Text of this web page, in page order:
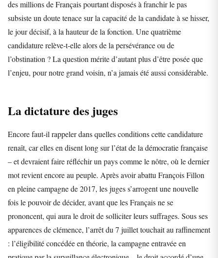
des millions de Français pourtant disposés à franchir le pas
subsiste un doute tenace sur la capacité de la candidate à se hisser,
le jour décisif, à la hauteur de la fonction. Une quatrième
candidature relève-t-elle alors de la persévérance ou de
l’obstination ? La question mérite d’autant plus d’être posée que
l’enjeu, pour notre grand voisin, n’a jamais été aussi considérable.
La dictature des juges
Encore faut-il rappeler dans quelles conditions cette candidature
renaît, car elles en disent long sur l’état de la démocratie française
– et devraient faire réfléchir un pays comme le nôtre, où le dernier
mot revient encore au peuple. Après avoir abattu François Fillon
en pleine campagne de 2017, les juges s’arrogent une nouvelle
fois le pouvoir de décider, avant que les Français ne se
prononcent, qui aura le droit de solliciter leurs suffrages. Sous ses
apparences de clémence, l’arrêt du 7 juillet touchait au raffinement
: l’éligibilité concédée en théorie, la campagne entravée en